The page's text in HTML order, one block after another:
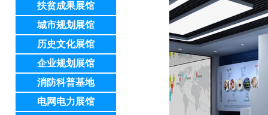
扶贫成果展馆
城市规划展馆
历史文化展馆
企业规划展馆
消防科普基地
电网电力展馆